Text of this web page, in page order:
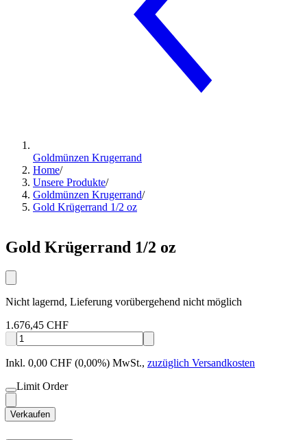
Goldmünzen Krugerrand
Home/
Unsere Produkte/
Goldmünzen Krugerrand/
Gold Krügerrand 1/2 oz
Gold Krügerrand 1/2 oz
Nicht lagernd, Lieferung vorübergehend nicht möglich
1.676,45 CHF
Inkl. 0,00 CHF (0,00%) MwSt., zuzüglich Versandkosten
Limit Order
Verkaufen